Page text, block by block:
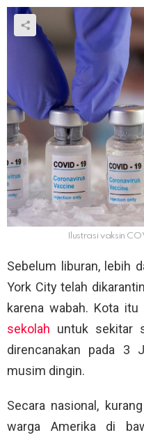
Ilustrasi vaksin
Sebelum liburan, lebih
York City telah
karena wabah. Kota
sekolah untuk sekitar
direncanakan pada 3
musim dingin.
Secara nasional,
warga Amerika di